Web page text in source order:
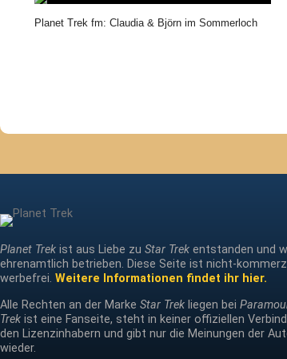
Planet Trek fm: Claudia & Björn im Sommerloch
Planet Trek ist aus Liebe zu Star Trek entstanden und
ehrenamtlich betrieben. Diese Seite ist nicht-
werbefrei. Weitere Informationen findet ihr hier.
Alle Rechten an der Marke Star Trek liegen bei
Trek ist eine Fanseite, steht in keiner offiziellen
den Lizenzinhabern und gibt nur die Meinungen der
wieder.